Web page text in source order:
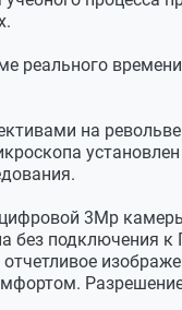
реального
на
3Мр
подключения
перемещением
электросети от
10х/0.25, 40х/0.65
0.6 мм
перемещением